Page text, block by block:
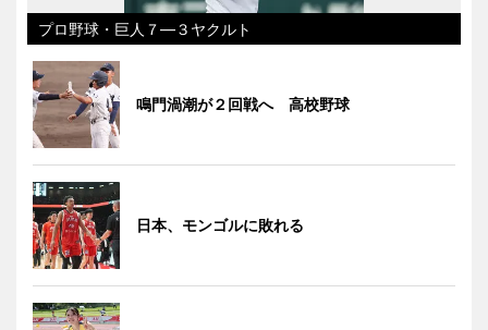
プロ野球・巨人７―３ヤクルト
鳴門渦潮が２回戦へ 高校野球
日本、モンゴルに敗れる